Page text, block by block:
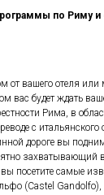
по Риму и
от вашего отеля
вас будет ждать
Рима, в
с итальянского
дороге вы
захватывающий
посетите самые
(Castel Gandolfo),